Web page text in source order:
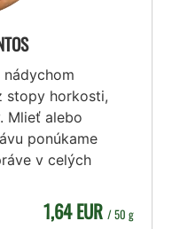
stopy horkosti,
Mlieť alebo
ponúkame
v celých
1,64 EUR / 50 g